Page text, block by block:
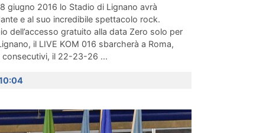
giugno 2016 lo Stadio di Lignano avrà
e al suo incredibile spettacolo rock.
dell’accesso gratuito alla data Zero solo per
il LIVE KOM 016 sbarcherà a Roma,
consecutivi, il 22-23-26 ...